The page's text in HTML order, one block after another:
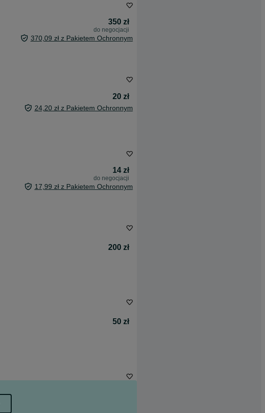
350 zł
do negocjacji
370,09 zł z Pakietem Ochronnym
20 zł
24,20 zł z Pakietem Ochronnym
14 zł
do negocjacji
17,99 zł z Pakietem Ochronnym
200 zł
50 zł